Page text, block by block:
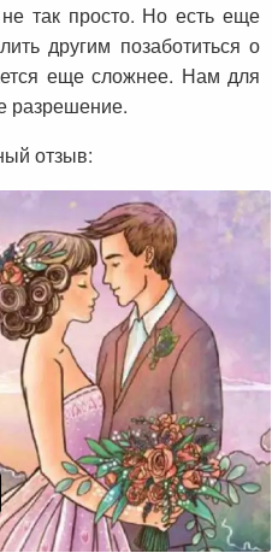
так просто. Но есть еще
другим позаботиться о
еще сложнее. Нам для
разрешение.
отзыв: